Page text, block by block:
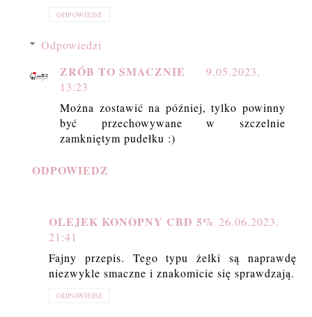
ODPOWIEDZ
Odpowiedzi
ZRÓB TO SMACZNIE
9.05.2023,
13:23
Można zostawić na później, tylko powinny
być przechowywane w szczelnie
zamkniętym pudełku :)
ODPOWIEDZ
OLEJEK KONOPNY CBD 5% 26.06.2023,
21:41
Fajny przepis. Tego typu żelki są naprawdę
niezwykle smaczne i znakomicie się sprawdzają.
ODPOWIEDZ